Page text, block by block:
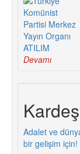
Devamı
Adalet ve
bir gelişim için!